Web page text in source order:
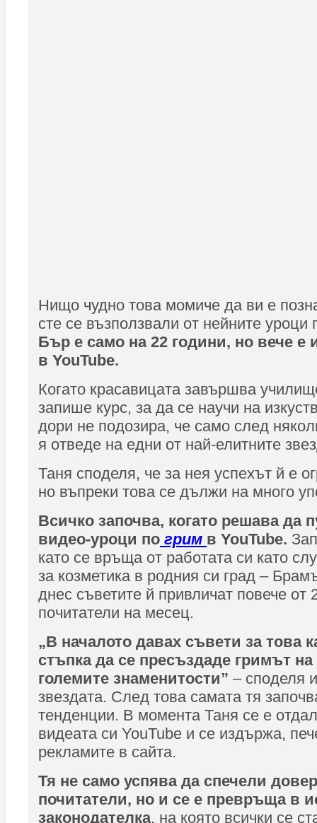
Нищо чудно това момиче да ви е
сте се възползвали от нейните уроци
Бър е само на 22 години, но вече е
в YouTube.
Когато красавицата завършва
запише курс, за да се научи на
дори не подозира, че само след
я отведе на едни от най-елитните
Таня споделя, че за нея успехът й е
но въпреки това се дължи на много
Всичко започва, когато решава да
видео-уроци по грим в YouTube.
като се връща от работата си като
за козметика в родния си град –
днес съветите й привличат повече от
почитатели на месец.
„В началото давах съвети за това
стъпка да се пресъздаде гримът
големите знаменитости” – споделя
звездата. След това самата тя
тенденции. В момента Таня се е
видеата си YouTube и се издържа,
рекламите в сайта.
Тя не само успява да спечели
почитатели, но и се е превръща в
законодателка, на която всички се